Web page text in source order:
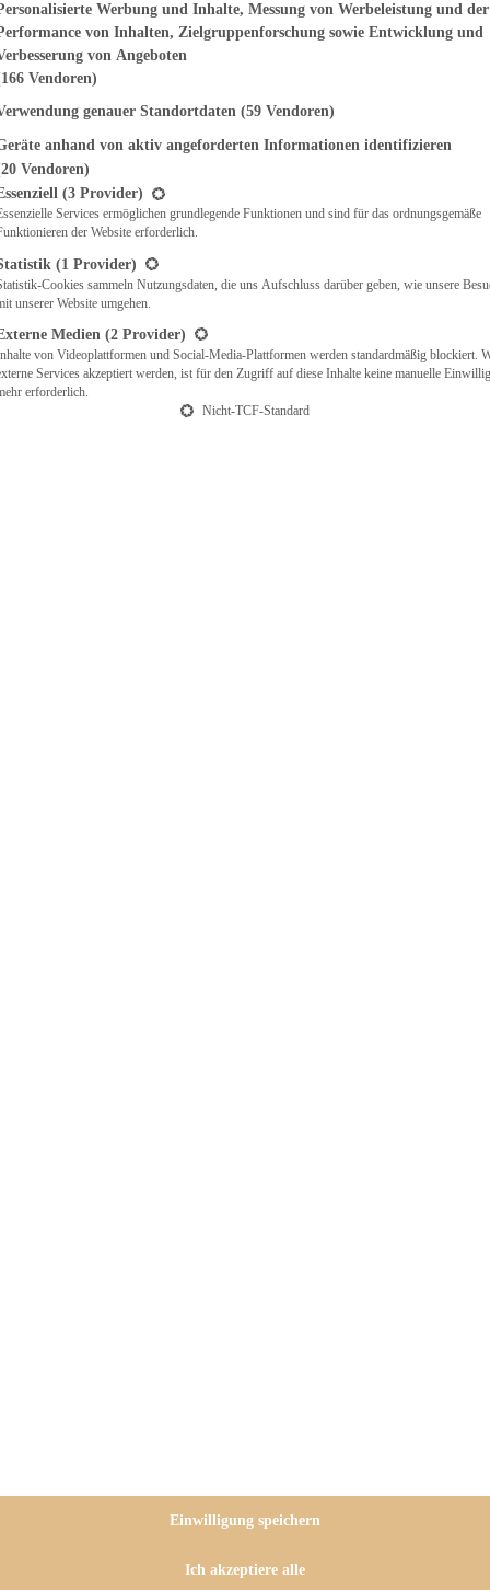
ZU OSTERN Öl-Teig
wahnsinnig gut schmecken,
ich schon…. und so ein
beispielsweise zum
auch in meinen
Brötchen für Euch!
Öl-Teig gemacht und
früh machen,
tolle frische Brötchen.
Werbung und Inhalte, Messung von Werbeleistung und der
von Inhalten, Zielgruppenforschung sowie Entwicklung und
von Angeboten
Vendoren)
genauer Standortdaten (59 Vendoren)
anhand von aktiv angeforderten Informationen identifizieren
Vendoren)
eine Liste der Service-Gruppen, für die eine Einwilligung erteilt werden
(3 Provider)
Services ermöglichen grundlegende Funktionen und sind für das ordnungsgemäße
der Website erforderlich.
(1 Provider)
Cookies sammeln Nutzungsdaten, die uns Aufschluss darüber geben, wie unsere
unserer Website umgehen.
Medien (2 Provider)
von Videoplattformen und Social-Media-Plattformen werden standardmäßig blockiert.
Services akzeptiert werden, ist für den Zugriff auf diese Inhalte keine manuelle
erforderlich.
Nicht-TCF-Standard
Einwilligung speichern
Ich akzeptiere alle